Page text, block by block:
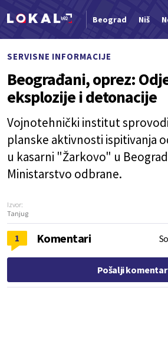
Beograd Niš
SERVISNE INFORMACIJE
Beograđani, oprez:
eksplozije i detonacije
Vojnotehnički institut
planske aktivnosti ispitivanja
u kasarni "Žarkovo" u
Ministarstvo odbrane.
Izvor:
Tanjug
1 Komentari
Pošalji komentar